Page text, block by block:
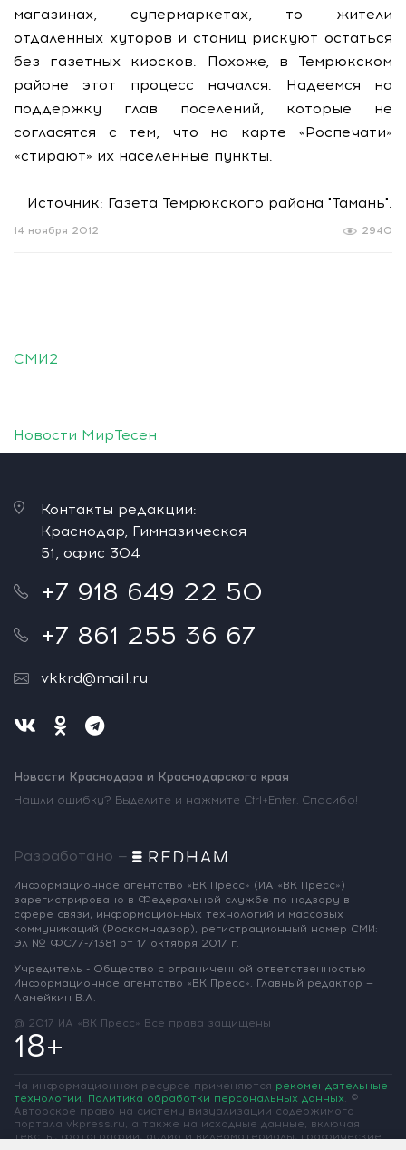
магазинах, супермаркетах, то жители
отдаленных хуторов и станиц рискуют остаться
без газетных киосков. Похоже, в Темрюкском
районе этот процесс начался. Надеемся на
поддержку глав поселений, которые не
согласятся с тем, что на карте «Роспечати»
«стирают» их населенные пункты.
Источник: Газета Темрюкского района "Тамань".
2940
14 ноября 2012
СМИ2
Новости МирТесен
Контакты редакции:
Краснодар, Гимназическая
51, офис 304
+7 918 649 22 50
+7 861 255 36 67
vkkrd@mail.ru
Новости Краснодара и Краснодарского края
Нашли ошибку? Выделите и нажмите Ctrl+Enter. Спасибо!
Разработано —
Информационное агентство «ВК Пресс» (ИА «ВК Пресс»)
зарегистрировано в Федеральной службе по надзору в
сфере связи, информационных технологий и массовых
коммуникаций (Роскомнадзор), регистрационный номер СМИ:
Эл № ФС77-71381 от 17 октября 2017 г.
Учредитель - Общество с ограниченной ответственностью
Информационное агентство «ВК Пресс». Главный редактор —
Ламейкин В.А.
@ 2017 ИА «ВК Пресс» Все права защищены
18+
На информационном ресурсе применяются рекомендательные
технологии. Политика обработки персональных данных. ©
Авторское право на систему визуализации содержимого
портала vkpress.ru, а также на исходные данные, включая
тексты, фотографии, аудио и видеоматериалы, графические